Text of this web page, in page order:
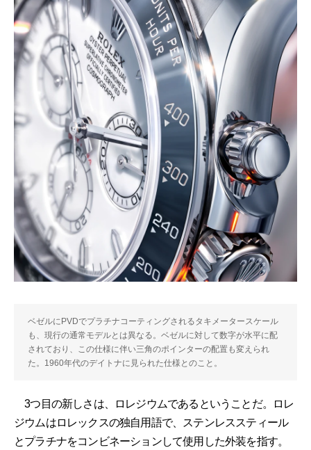
ベゼルにPVDでプラチナコーティングされるタキメータースケール
も、現行の通常モデルとは異なる。ベゼルに対して数字が水平に配
されており、この仕様に伴い三角のポインターの配置も変えられ
た。1960年代のデイトナに見られた仕様とのこと。
3つ目の新しさは、ロレジウムであるということだ。ロレ
ジウムはロレックスの独自用語で、ステンレススティール
とプラチナをコンビネーションして使用した外装を指す。